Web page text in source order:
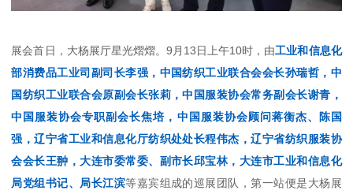
展会首日，大杨展厅星光熠熠。9月13日上午10时，由工业和信息化
部消费品工业司副司长李强，中国纺织工业联合会会长孙瑞哲， 中
国纺织工业联合会原副会长张莉，中国服装协会常务副会长谢青，
中国服装协会专职副会长焦培，中国服装协会顾问蒋衡杰、陈国
强，辽宁省工业和信息化厅纺织处处长程伟杰，辽宁省纺织服装协
会会长王翀，大连市委常委、副市长邱宝林，大连市工业和信息化
局党组书记、局长江滨等嘉宾组成的巡展团队，第一站便是大杨展